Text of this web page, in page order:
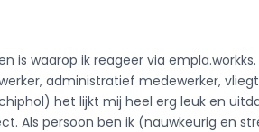
is waarop ik reageer via
administratief medewerker,
het lijkt mij heel erg leuk en
Als persoon ben ik (nauwkeurig en